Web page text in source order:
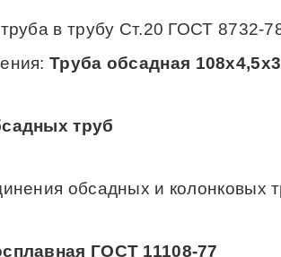
в трубу Ст.20 ГОСТ 8732-
Труба обсадная
труб
обсадных и колонковых
ГОСТ 11108-77